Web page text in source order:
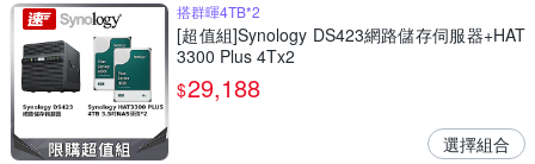
搭群暉4TB*2
[超值組]Synology DS423網路儲存伺服器+HAT
3300 Plus 4Tx2
$29,188
選擇組合